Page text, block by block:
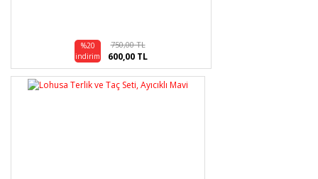
%20
indirim
750,00 TL
600,00 TL